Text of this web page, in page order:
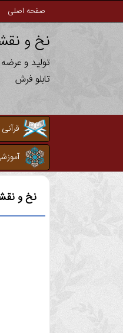
صفحه اصلی
نخ و
تولید و
تابلو فرش
نخ و